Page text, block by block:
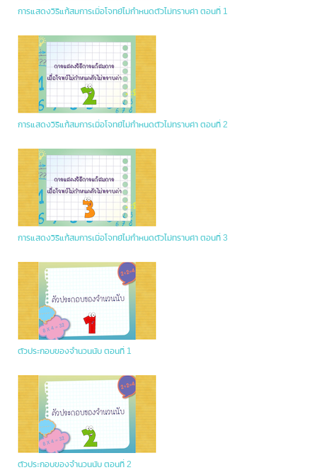
การแสดงวิธีแก้สมการเมื่อโจทย์ไม่กำหนดตัวไม่ทราบค่า ตอนที่ 1
การแสดงวิธีแก้สมการเมื่อโจทย์ไม่กำหนดตัวไม่ทราบค่า ตอนที่ 2
การแสดงวิธีแก้สมการเมื่อโจทย์ไม่กำหนดตัวไม่ทราบค่า ตอนที่ 3
ตัวประกอบของจำนวนนับ ตอนที่ 1
ตัวประกอบของจำนวนนับ ตอนที่ 2